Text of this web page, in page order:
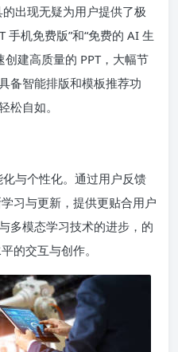
出现无疑为用户提供了极
手机免费版”和“免费的 AI 生
创建高质量的 PPT，大幅节
备智能排版和模板推荐功
松自如。
与个性化。通过用户反馈
习与更新，提供更贴合用户
多模态学习技术的进步，的
的交互与创作。